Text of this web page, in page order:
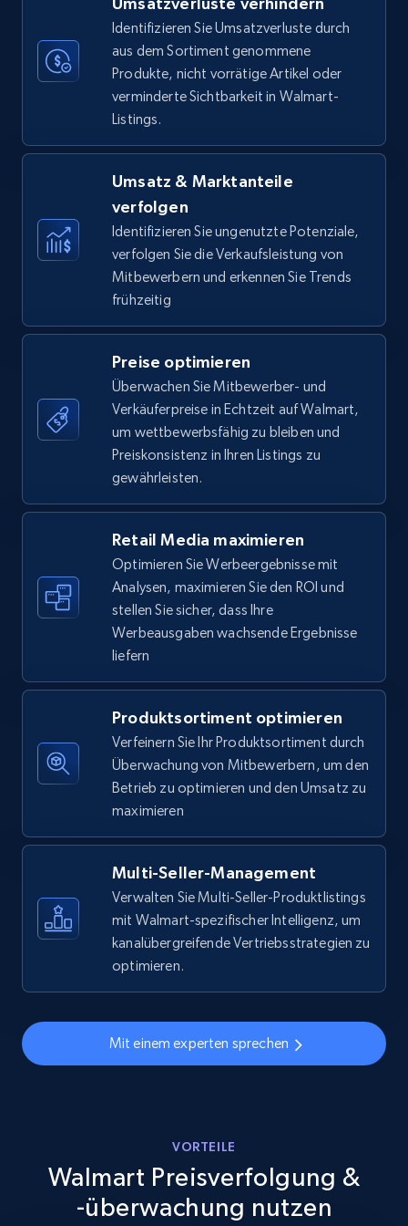
35.3K+ 5.7K+ Jetzt anfangen
rating object, Product rating max, Rating,
Author name, Asin, and more.
7.4K+ 871+ Jetzt anfangen
Specifications, Image urls, Top reviews, and
5.6K+ 876+ Jetzt anfangen
using specific category URL
URL, Final price, Sku, Currency, Gtin,
Specifications, Image urls, Top reviews, and
more.
876+
Walmart - products - Collects products by
specific keywords
URL, Final price, Sku, Currency, Gtin,
more.
876+ Jetzt anfangen
URL, Final price, Sku, Currency, Gtin,
Specifications, Image urls, Top reviews, and
TikTok Shop
Identifizieren Sie Umsatzverluste durch
aus dem Sortiment genommene
Produkte, nicht vorrätige Artikel oder
verminderte Sichtbarkeit in Walmart-
Listings.
Umsatz & Marktanteile
verfolgen
Identifizieren Sie ungenutzte Potenziale,
verfolgen Sie die Verkaufsleistung von
Mitbewerbern und erkennen Sie Trends
frühzeitig
Preise optimieren
Überwachen Sie Mitbewerber- und
Verkäuferpreise in Echtzeit auf Walmart,
um wettbewerbsfähig zu bleiben und
Preiskonsistenz in Ihren Listings zu
gewährleisten.
Retail Media maximieren
Optimieren Sie Werbeergebnisse mit
Analysen, maximieren Sie den ROI und
stellen Sie sicher, dass Ihre
Werbeausgaben wachsende Ergebnisse
liefern
Produktsortiment optimieren
Verfeinern Sie Ihr Produktsortiment durch
Überwachung von Mitbewerbern, um den
Betrieb zu optimieren und den Umsatz zu
maximieren
Multi-Seller-Management
Verwalten Sie Multi-Seller-Produktlistings
mit Walmart-spezifischer Intelligenz, um
kanalübergreifende Vertriebsstrategien zu
optimieren.
Mit einem experten sprechen
VORTEILE
Walmart Preisverfolgung &
-überwachung nutzen